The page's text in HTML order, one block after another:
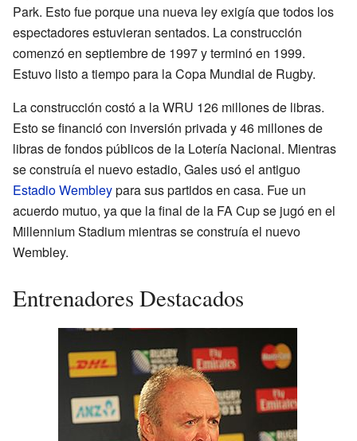
Park. Esto fue porque una nueva ley exigía que todos los
espectadores estuvieran sentados. La construcción
comenzó en septiembre de 1997 y terminó en 1999.
Estuvo listo a tiempo para la Copa Mundial de Rugby.
La construcción costó a la WRU 126 millones de libras.
Esto se financió con inversión privada y 46 millones de
libras de fondos públicos de la Lotería Nacional. Mientras
se construía el nuevo estadio, Gales usó el antiguo
Estadio Wembleypara sus partidos en casa. Fue un
acuerdo mutuo, ya que la final de la FA Cup se jugó en el
Millennium Stadium mientras se construía el nuevo
Wembley.
Entrenadores Destacados